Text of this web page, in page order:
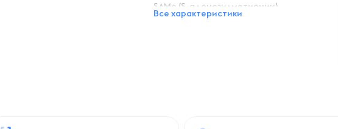
SAMe (S-аденозилметионин)
Все характеристики